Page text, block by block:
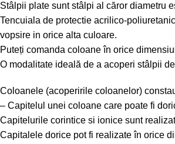
Stâlpii plate sunt stâlpi al căror diametru
Tencuiala de protectie acrilico-
vopsire in orice alta culoare.
Puteți comanda coloane în orice
O modalitate ideală de a acoperi stâlpii
Coloanele (acoperirile coloanelor)
– Capitelul unei coloane care poate fi
Capitelurile corintice si ionice sunt
Capitalele dorice pot fi realizate în orice